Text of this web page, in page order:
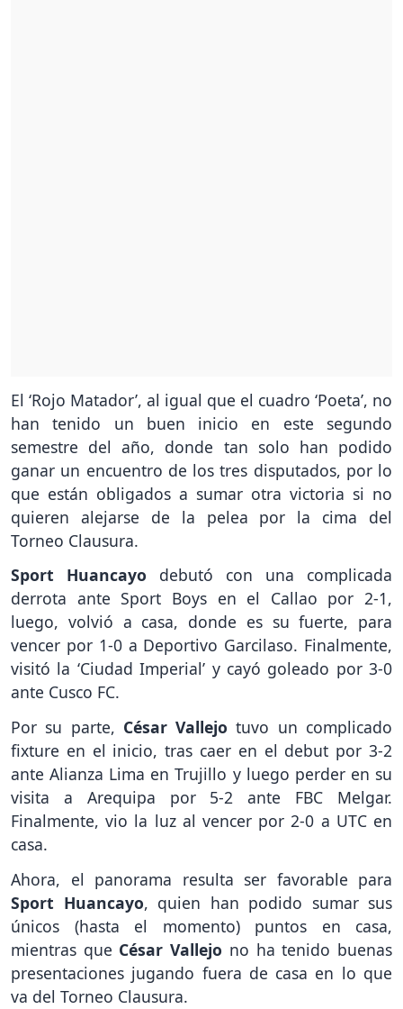
El ‘Rojo Matador’, al igual que el cuadro ‘Poeta’, no
han tenido un buen inicio en este segundo
semestre del año, donde tan solo han podido
ganar un encuentro de los tres disputados, por lo
que están obligados a sumar otra victoria si no
quieren alejarse de la pelea por la cima del
Torneo Clausura.
Sport Huancayo debutó con una complicada
derrota ante Sport Boys en el Callao por 2-1,
luego, volvió a casa, donde es su fuerte, para
vencer por 1-0 a Deportivo Garcilaso. Finalmente,
visitó la ‘Ciudad Imperial’ y cayó goleado por 3-0
ante Cusco FC.
Por su parte, César Vallejo tuvo un complicado
fixture en el inicio, tras caer en el debut por 3-2
ante Alianza Lima en Trujillo y luego perder en su
visita a Arequipa por 5-2 ante FBC Melgar.
Finalmente, vio la luz al vencer por 2-0 a UTC en
casa.
Ahora, el panorama resulta ser favorable para
Sport Huancayo, quien han podido sumar sus
únicos (hasta el momento) puntos en casa,
mientras que César Vallejo no ha tenido buenas
presentaciones jugando fuera de casa en lo que
va del Torneo Clausura.